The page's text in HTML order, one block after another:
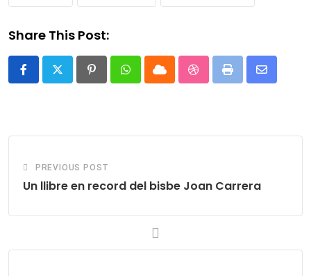
Share This Post:
PinterestWhatsappCloud StumbleUpon
Print
Share
PREVIOUS POST
Un llibre en record del bisbe Joan Carrera